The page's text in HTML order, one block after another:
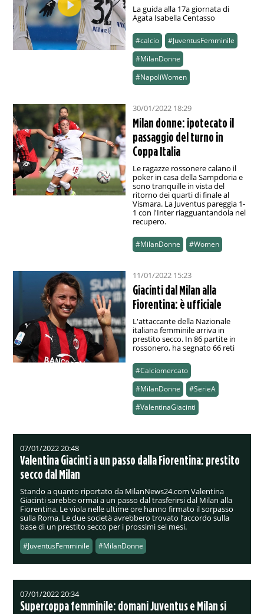
La guida alla 17a giornata di
Agata Isabella Centasso
#calcio
#JuventusFemminile
#MilanDonne
#NapoliWomen
30/01/2022 18:29
Milan donne: ipotecato il
passaggio del turno in
Coppa Italia
Le ragazze rossonere calano il
poker in casa della Sampdoria e
sono tranquille in vista del
ritorno dei quarti di finale al
Vismara. La Juventus pareggia 1-
1 con l'Inter riagguantandola nel
recupero.
#MilanDonne #Women
11/01/2022 15:23
Giacinti dal Milan alla
Fiorentina: è ufficiale
L'attaccante della Nazionale
italiana femminile arriva in
prestito secco. In 86 partite in
rossonero, ha segnato 66 reti
#Calciomercato
#MilanDonne
#SerieA
#ValentinaGiacinti
07/01/2022 20:48
Valentina Giacinti a un passo dalla Fiorentina: prestito
secco dal Milan
Stando a quanto riportato da MilanNews24.com Valentina
Giacinti sarebbe ormai a un passo dal trasferirsi dal Milan alla
Fiorentina. Le viola nelle ultime ore hanno firmato il sorpasso
sulla Roma. Le due società avrebbero trovato l’accordo sulla
base di un prestito secco per i prossimi sei mesi.
#JuventusFemminile #MilanDonne
07/01/2022 20:34
Supercoppa femminile: domani Juventus e Milan si